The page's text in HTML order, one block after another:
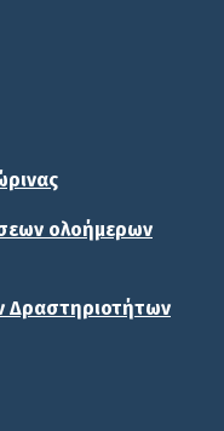
ολοήμερων
Δραστηριοτήτων